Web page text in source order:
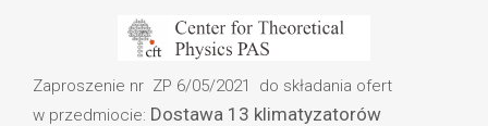
Zaproszenie nr ZP 6/05/2021 do składania ofert
w przedmiocie: Dostawa 13 klimatyzatorów